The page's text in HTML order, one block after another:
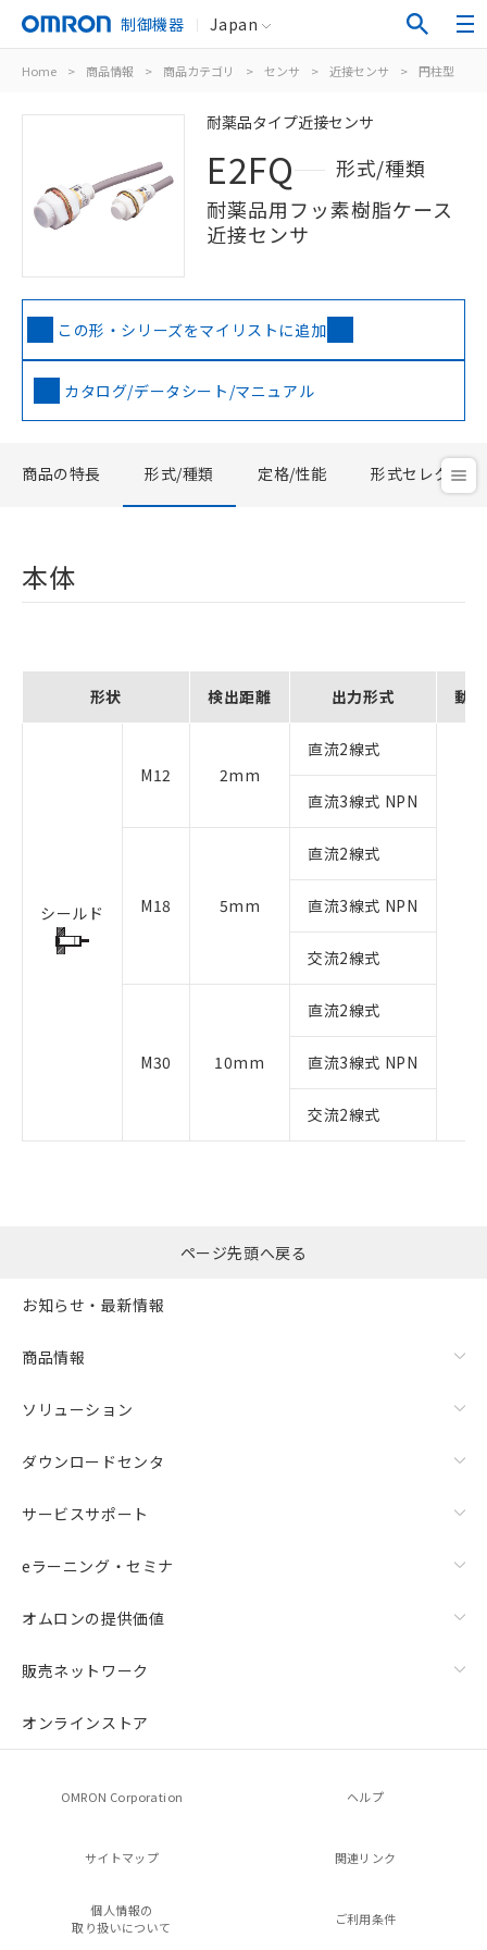
制御機器 Japan
Home > 商品情報 > 商品カテゴリ > センサ > 近接センサ > 円柱型
耐薬品タイプ近接センサ
E2FQ
形式/種類
耐薬品用フッ素樹脂ケース
近接センサ
この形・シリーズをマイリストに追加
カタログ/データシート/マニュアル
商品の特長 形式/種類 定格/性能 形式セレクタ
本体
形状 検出距離 出力形式 動
シールド
M12 2mm
直流2線式
直流3線式 NPN
M18 5mm
直流2線式
直流3線式 NPN
交流2線式
M30 10mm
直流2線式
直流3線式 NPN
交流2線式
ページ先頭へ戻る
お知らせ・最新情報
商品情報
ソリューション
ダウンロードセンタ
サービスサポート
eラーニング・セミナ
オムロンの提供価値
販売ネットワーク
オンラインストア
OMRON Corporation ヘルプ
サイトマップ 関連リンク
個人情報の
取り扱いについて
ご利用条件